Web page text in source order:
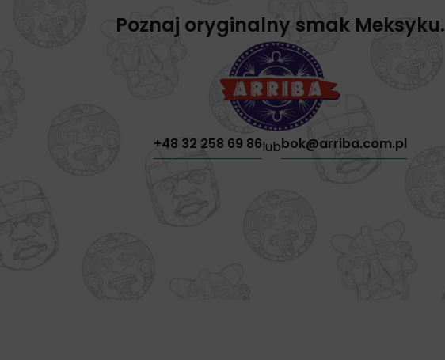
Poznaj oryginalny smak Meksyku.
+48 32 258 69 86lubbok@arriba.com.pl